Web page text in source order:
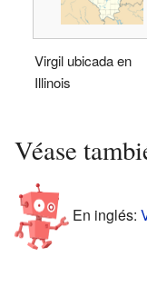
Virgil ubicada en
Illinois
Véase
En inglés: